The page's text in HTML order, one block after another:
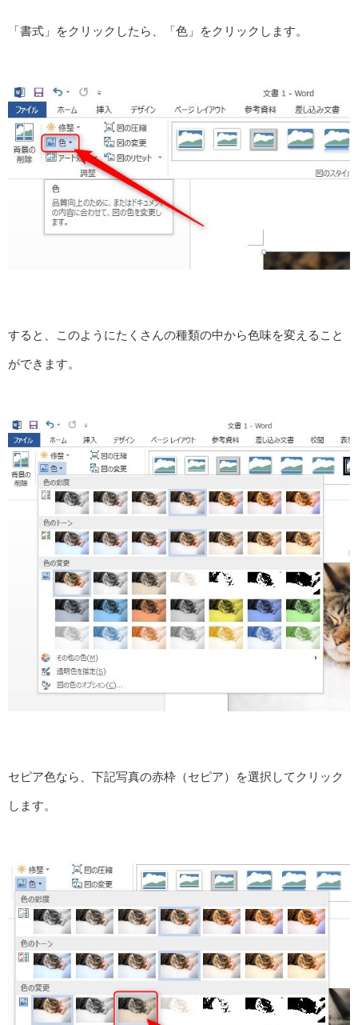
「書式」をクリックしたら、「色」をクリックします。
すると、このようにたくさんの種類の中から色味を変えること
ができます。
セピア色なら、下記写真の赤枠（セピア）を選択してクリック
します。